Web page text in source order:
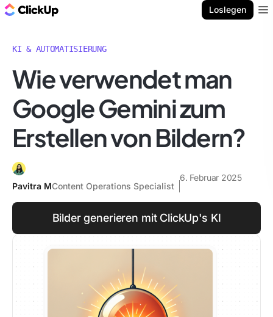
Loslegen
KI & AUTOMATISIERUNG
Wie verwendet man
Google Gemini zum
Erstellen von Bildern?
Pavitra MContent Operations Specialist
6. Februar 2025
Bilder generieren mit ClickUp's KI